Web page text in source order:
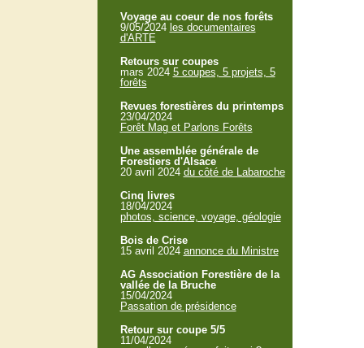
Voyage au coeur de nos forêts
9/05/2024 les documentaires
d'ARTE
Retours sur coupes
mars 2024 5 coupes, 5 projets, 5
forêts
Revues forestières du printemps
23/04/2024
Forêt Mag et Parlons Forêts
Une assemblée générale de
Forestiers d'Alsace
20 avril 2024 du côté de Labaroche
Cinq livres
18/04/2024
photos, science, voyage, géologie
Bois de Crise
15 avril 2024 annonce du Ministre
AG Association Forestière de la
vallée de la Bruche
15/04/2024
Passation de présidence
Retour sur coupe 5/5
11/04/2024